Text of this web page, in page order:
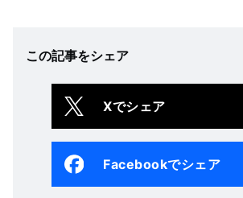
この記事をシェア
Xでシェア
Facebookでシェア